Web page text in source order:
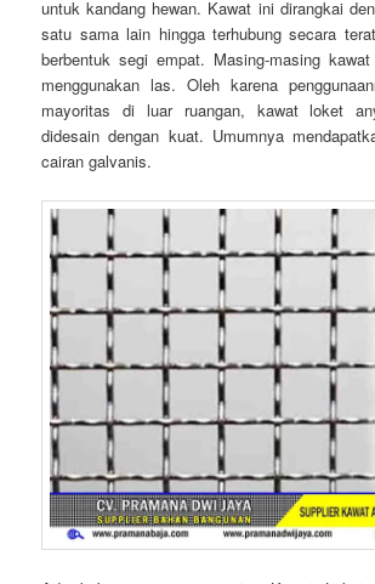
untuk kandang hewan. Kawat ini dirangkai
satu sama lain hingga terhubung secara
berbentuk segi empat. Masing-masing
menggunakan las. Oleh karena
mayoritas di luar ruangan, kawat loket
didesain dengan kuat. Umumnya
cairan galvanis.